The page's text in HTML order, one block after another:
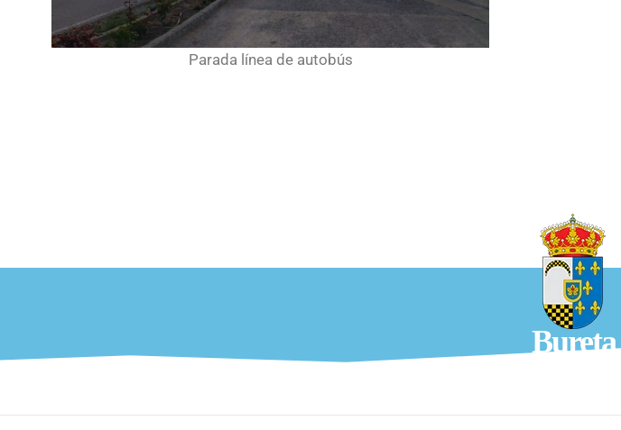
Parada línea de autobús
Bureta